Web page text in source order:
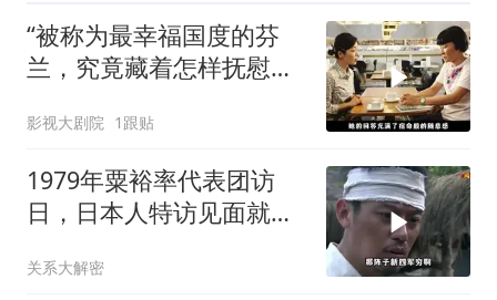
“被称为最幸福国度的芬
兰，究竟藏着怎样抚慰人
影视大剧院 1跟贴
1979年粟裕率代表团访
日，日本人特访见面就喊
关系大解密